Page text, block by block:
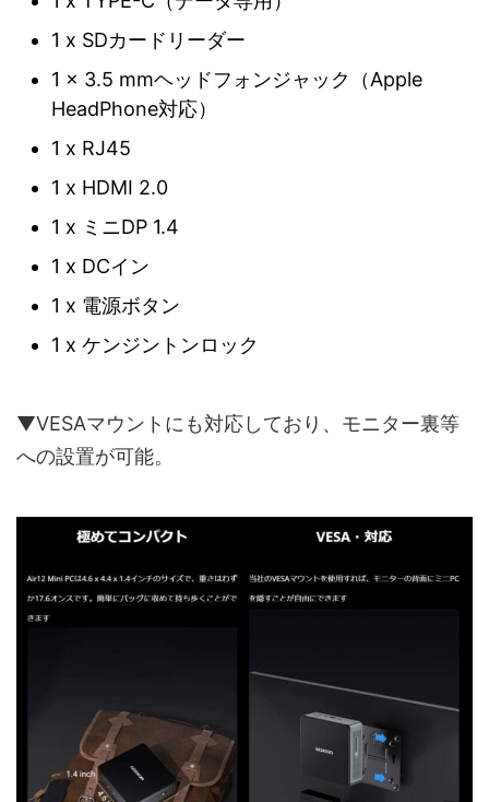
1 x SDカードリーダー
1 x 3.5 mmヘッドフォンジャック（Apple
HeadPhone対応）
1 x RJ45
1 x HDMI 2.0
1 x ミニDP 1.4
1 x DCイン
1 x 電源ボタン
1 x ケンジントンロック
▼VESAマウントにも対応しており、モニター裏等
への設置が可能。